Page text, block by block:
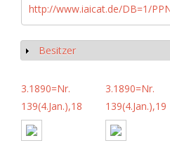
http://www.iaicat.de/DB=1/
Show
Besitzer
3.1890=Nr.
139(4.Jan.),18
3.1890=Nr.
139(4.Jan.),19